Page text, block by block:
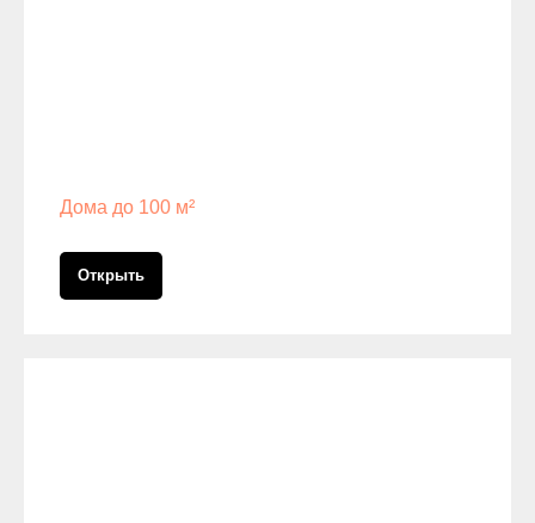
Дома до 100 м²
Открыть